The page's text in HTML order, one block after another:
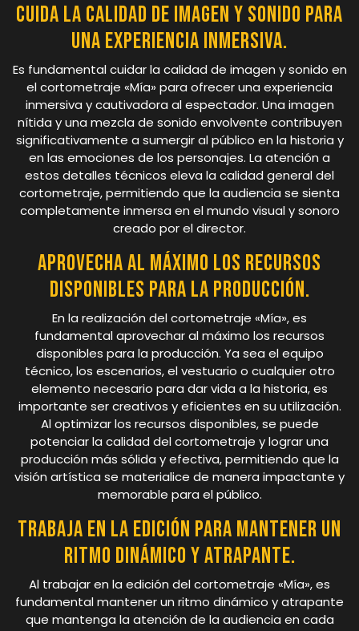
Cuida la calidad de imagen y sonido para
una experiencia inmersiva.
Es fundamental cuidar la calidad de imagen y sonido en
el cortometraje «Mía» para ofrecer una experiencia
inmersiva y cautivadora al espectador. Una imagen
nítida y una mezcla de sonido envolvente contribuyen
significativamente a sumergir al público en la historia y
en las emociones de los personajes. La atención a
estos detalles técnicos eleva la calidad general del
cortometraje, permitiendo que la audiencia se sienta
completamente inmersa en el mundo visual y sonoro
creado por el director.
Aprovecha al máximo los recursos
disponibles para la producción.
En la realización del cortometraje «Mía», es
fundamental aprovechar al máximo los recursos
disponibles para la producción. Ya sea el equipo
técnico, los escenarios, el vestuario o cualquier otro
elemento necesario para dar vida a la historia, es
importante ser creativos y eficientes en su utilización.
Al optimizar los recursos disponibles, se puede
potenciar la calidad del cortometraje y lograr una
producción más sólida y efectiva, permitiendo que la
visión artística se materialice de manera impactante y
memorable para el público.
Trabaja en la edición para mantener un
ritmo dinámico y atrapante.
Al trabajar en la edición del cortometraje «Mía», es
fundamental mantener un ritmo dinámico y atrapante
que mantenga la atención de la audiencia en cada